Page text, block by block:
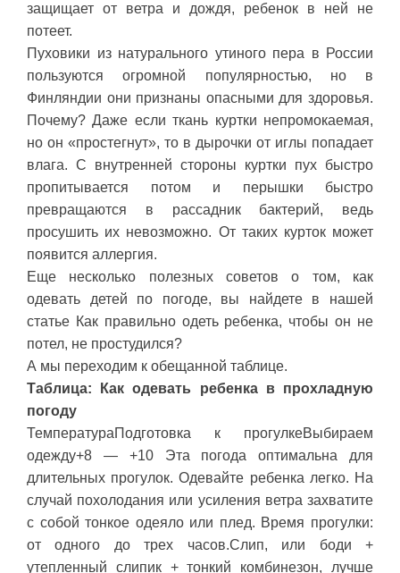
защищает от ветра и дождя, ребенок в ней не
потеет.
Пуховики из натурального утиного пера в России
пользуются огромной популярностью, но в
Финляндии они признаны опасными для здоровья.
Почему? Даже если ткань куртки непромокаемая,
но он «простегнут», то в дырочки от иглы попадает
влага. С внутренней стороны куртки пух быстро
пропитывается потом и перышки быстро
превращаются в рассадник бактерий, ведь
просушить их невозможно. От таких курток может
появится аллергия.
Еще несколько полезных советов о том, как
одевать детей по погоде, вы найдете в нашей
статье Как правильно одеть ребенка, чтобы он не
потел, не простудился?
А мы переходим к обещанной таблице.
Таблица: Как одевать ребенка в прохладную
погоду
ТемператураПодготовка к прогулкеВыбираем
одежду+8 — +10 Эта погода оптимальна для
длительных прогулок. Одевайте ребенка легко. На
случай похолодания или усиления ветра захватите
с собой тонкое одеяло или плед. Время прогулки:
от одного до трех часов.Слип, или боди +
утепленный слипик + тонкий комбинезон, лучше